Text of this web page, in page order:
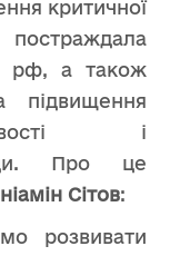
критичної
рф, а також
підвищення
і
Про це
Сітов:
розвивати